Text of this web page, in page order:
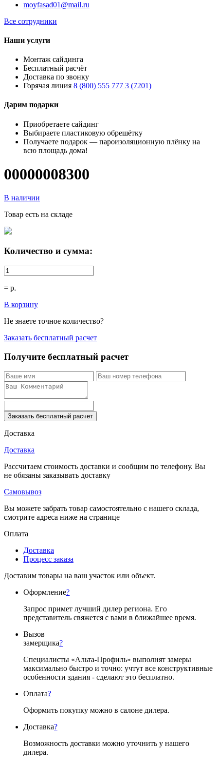
moyfasad01@mail.ru
Все сотрудники
Наши услуги
Монтаж сайдинга
Бесплатный расчёт
Доставка по звонку
Горячая линия 8 (800) 555 777 3 (7201)
Дарим подарки
Приобретаете сайдинг
Выбираете пластиковую обрешётку
Получаете подарок — пароизоляционную плёнку на
всю площадь дома!
00000008300
В наличии
Товар есть на складе
Количество и сумма:
= р.
В корзину
Не знаете точное количество?
Заказать бесплатный расчет
Получите бесплатный расчет
Заказать бесплатный расчет
Доставка
Доставка
Рассчитаем стоимость доставки и сообщим по телефону. Вы
не обязаны заказывать доставку
Самовывоз
Вы можете забрать товар самостоятельно с нашего склада,
смотрите адреса ниже на странице
Оплата
Доставка
Процесс заказа
Доставим товары на ваш участок или объект.
Оформление?
Запрос примет лучший дилер региона. Его
представитель свяжется с вами в ближайшее время.
Вызов
замерщика?
Специалисты «Альта-Профиль» выполнят замеры
максимально быстро и точно: учтут все конструктивные
особенности здания - сделают это бесплатно.
Оплата?
Оформить покупку можно в салоне дилера.
Доставка?
Возможность доставки можно уточнить у нашего
дилера.